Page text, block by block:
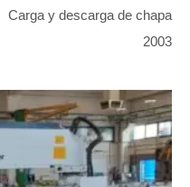
Carga y descarga de chapa
2003